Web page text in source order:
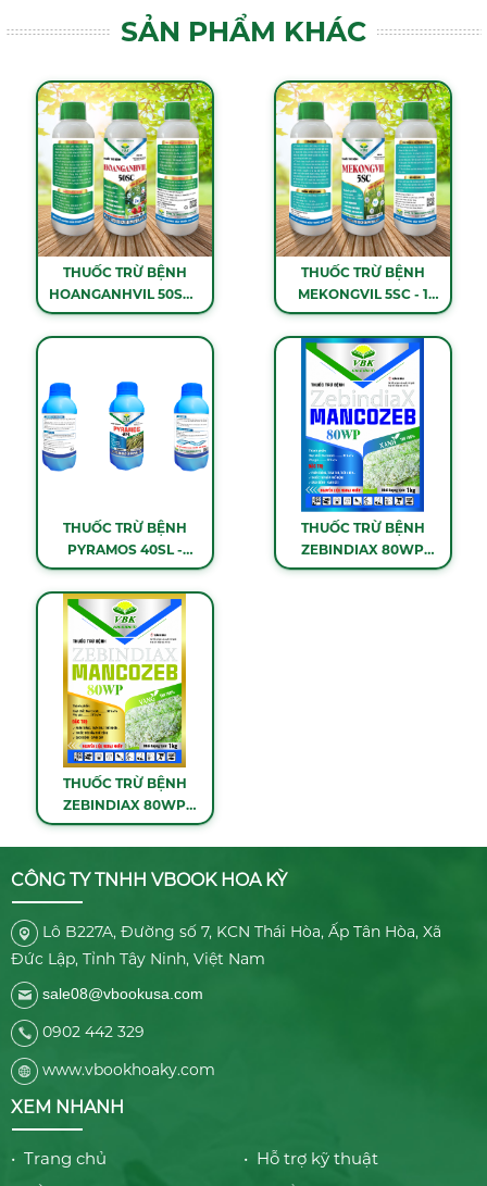
SẢN PHẨM KHÁC
THUỐC TRỪ BỆNH
HOANGANHVIL 50SC -
1 LÍT
THUỐC TRỪ BỆNH
MEKONGVIL 5SC - 1
LÍT
THUỐC TRỪ BỆNH
PYRAMOS 40SL -
450ML
THUỐC TRỪ BỆNH
ZEBINDIAX 80WP
(MANCOZEB XANH) -
THUỐC TRỪ BỆNH
ZEBINDIAX 80WP
(MANCOZEB VÀNG) -
1KG
CÔNG TY TNHH VBOOK HOA KỲ
Lô B227A, Đường số 7, KCN Thái Hòa, Ấp Tân Hòa, Xã
Đức Lập, Tỉnh Tây Ninh, Việt Nam
sale08@vbookusa.com
0902 442 329
www.vbookhoaky.com
XEM NHANH
• Trang chủ
• Hỗ trợ kỹ thuật